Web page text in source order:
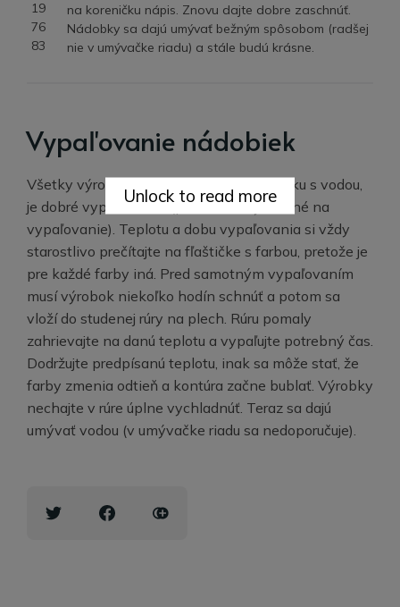
na koreničku nápis. Znovu dajte dobre zaschnúť.
Nádobky sa dajú umývať bežným spôsobom (radšej
nie v umývačke riadu) a stále budú krásne.
Vypaľovanie nádobiek
Všetky výrobky, ktoré prichádzajú do styku s vodou,
je dobré vypáliť v rúre (použite farby určené na
vypaľovanie). Teplotu a dobu vypaľovania si vždy
starostlivo prečítajte na fľaštičke s farbou, pretože je
pre každé farby iná. Pred samotným vypaľovaním
musí výrobok niekoľko hodín schnúť a potom sa
vloží do studenej rúry na plech. Rúru pomaly
zahrievajte na danú teplotu a vypaľujte potrebný čas.
Dodržujte predpísanú teplotu, inak sa môže stať, že
farby zmenia odtieň a kontúra začne bublať. Výrobky
nechajte v rúre úplne vychladnúť. Teraz sa dajú
umývať vodou (v umývačke riadu sa nedoporučuje).
Unlock to read more